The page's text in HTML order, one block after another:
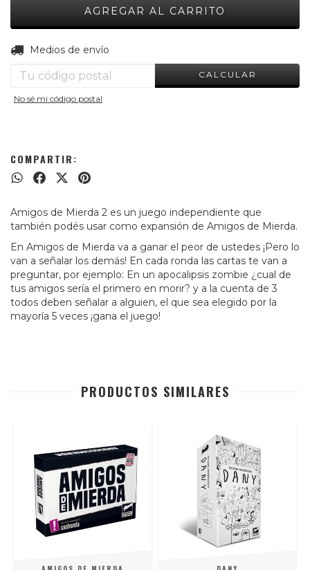
Entregas para el CP:
Medios de envío
CALCULAR
No sé mi código postal
COMPARTIR:
Amigos de Mierda 2 es un juego independiente que
también podés usar como expansión de Amigos de Mierda.
En Amigos de Mierda va a ganar el peor de ustedes ¡Pero lo
van a señalar los demás! En cada ronda las cartas te van a
preguntar, por ejemplo: En un apocalipsis zombie ¿cual de
tus amigos sería el primero en morir? y a la cuenta de 3
todos deben señalar a alguien, el que sea elegido por la
mayoría 5 veces ¡gana el juego!
PRODUCTOS SIMILARES